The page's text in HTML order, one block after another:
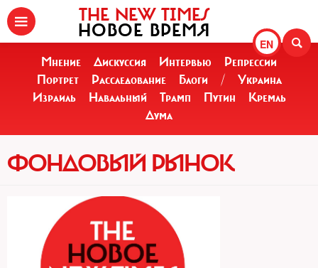
EN
THE NEW TIMES
НОВОЕ ВРЕМЯ
Мнение Дискуссия Интервью
Репрессии
Портрет
Расследование Блоги /
Украина
Израиль
Навальный Трамп Путин
Кремль
Дума
ФОНДОВЫЙ РЫНОК